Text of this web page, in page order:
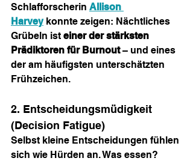
Schlafforscherin Allison
Harvey konnte zeigen: Nächtliches
Grübeln ist einer der stärksten
Prädiktoren für Burnout – und eines
der am häufigsten unterschätzten
Frühzeichen.
2. Entscheidungsmüdigkeit
(Decision Fatigue)
Selbst kleine Entscheidungen fühlen
sich wie Hürden an. Was essen?